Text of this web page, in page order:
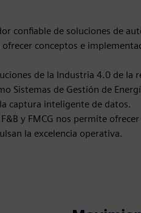
confiable de soluciones de
conceptos e
de la Industria 4.0 de la
Sistemas de Gestión de
captura inteligente de datos.
y FMCG nos permite
la excelencia operativa.